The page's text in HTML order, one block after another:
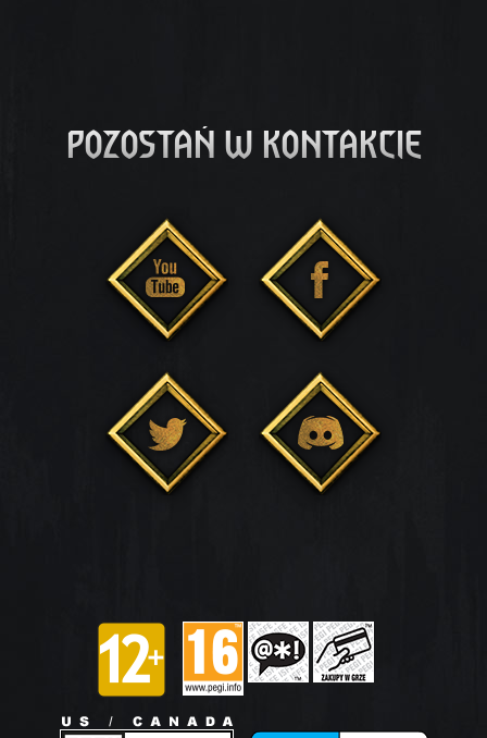
POZOSTAŃ W KONTAKCIE